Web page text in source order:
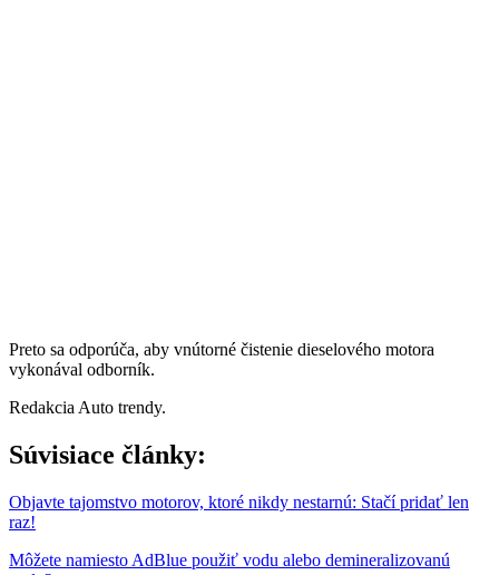
Preto sa odporúča, aby vnútorné čistenie dieselového motora
vykonával odborník.
Redakcia Auto trendy.
Súvisiace články:
Objavte tajomstvo motorov, ktoré nikdy nestarnú: Stačí pridať len
raz!
Môžete namiesto AdBlue použiť vodu alebo demineralizovanú